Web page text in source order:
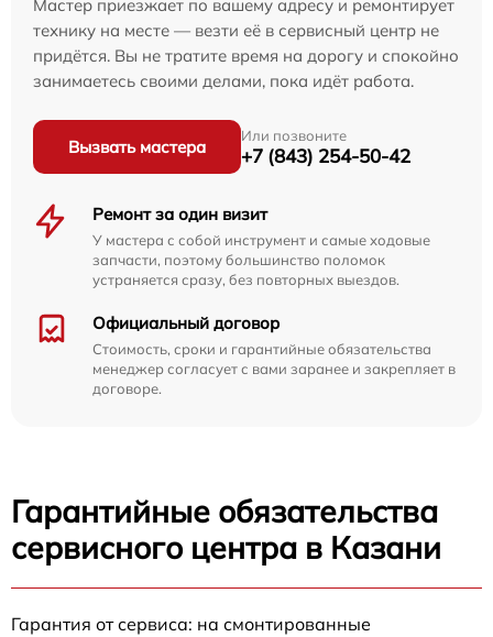
Мастер приезжает по вашему адресу и ремонтирует
технику на месте — везти её в сервисный центр не
придётся. Вы не тратите время на дорогу и спокойно
занимаетесь своими делами, пока идёт работа.
Вызвать мастера
Или позвоните
+7 (843) 254-50-42
Ремонт за один визит
У мастера с собой инструмент и самые ходовые
запчасти, поэтому большинство поломок
устраняется сразу, без повторных выездов.
Официальный договор
Стоимость, сроки и гарантийные обязательства
менеджер согласует с вами заранее и закрепляет в
договоре.
Гарантийные обязательства
сервисного центра в Казани
Гарантия от сервиса: на смонтированные